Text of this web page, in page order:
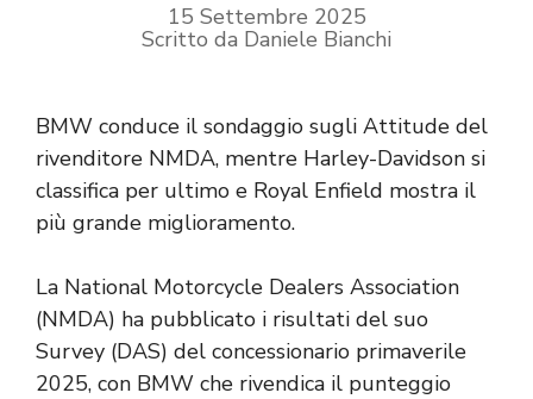
15 Settembre 2025
Scritto da Daniele Bianchi
BMW conduce il sondaggio sugli Attitude del
rivenditore NMDA, mentre Harley-Davidson si
classifica per ultimo e Royal Enfield mostra il
più grande miglioramento.
La National Motorcycle Dealers Association
(NMDA) ha pubblicato i risultati del suo
Survey (DAS) del concessionario primaverile
2025, con BMW che rivendica il punteggio